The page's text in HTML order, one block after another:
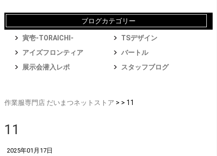
ブログカテゴリー
寅壱-TORAICHI-
TSデザイン
アイズフロンティア
バートル
展示会潜入レポ
スタッフブログ
作業服専門店 だいまつネットストア > > 11
11
2025年01月17日